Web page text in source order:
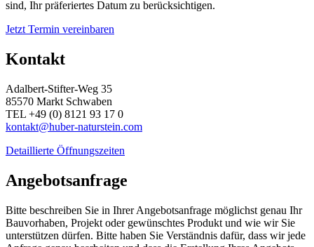
sind, Ihr präferiertes Datum zu berücksichtigen.
Jetzt Termin vereinbaren
Kontakt
Adalbert-Stifter-Weg 35
85570 Markt Schwaben
TEL +49 (0) 8121 93 17 0
kontakt@huber-naturstein.com
Detaillierte Öffnungszeiten
Angebotsanfrage
Bitte beschreiben Sie in Ihrer Angebotsanfrage möglichst genau Ihr
Bauvorhaben, Projekt oder gewünschtes Produkt und wie wir Sie
unterstützen dürfen. Bitte haben Sie Verständnis dafür, dass wir jede